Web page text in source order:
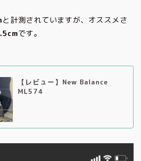
と計測されていますが、オススメさ
です。
【レビュー】New Balance
ML574